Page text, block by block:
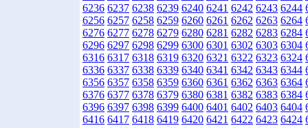
6236 6237 6238 6239 6240 6241 6242 6243 6244
6256 6257 6258 6259 6260 6261 6262 6263 6264
6276 6277 6278 6279 6280 6281 6282 6283 6284
6296 6297 6298 6299 6300 6301 6302 6303 6304
6316 6317 6318 6319 6320 6321 6322 6323 6324
6336 6337 6338 6339 6340 6341 6342 6343 6344
6356 6357 6358 6359 6360 6361 6362 6363 6364
6376 6377 6378 6379 6380 6381 6382 6383 6384
6396 6397 6398 6399 6400 6401 6402 6403 6404
6416 6417 6418 6419 6420 6421 6422 6423 6424